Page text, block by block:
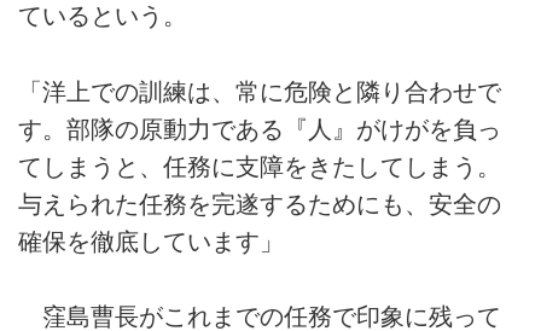
ているという。
「洋上での訓練は、常に危険と隣り合わせで
す。部隊の原動力である『人』がけがを負っ
てしまうと、任務に支障をきたしてしまう。
与えられた任務を完遂するためにも、安全の
確保を徹底しています」
窪島曹長がこれまでの任務で印象に残って